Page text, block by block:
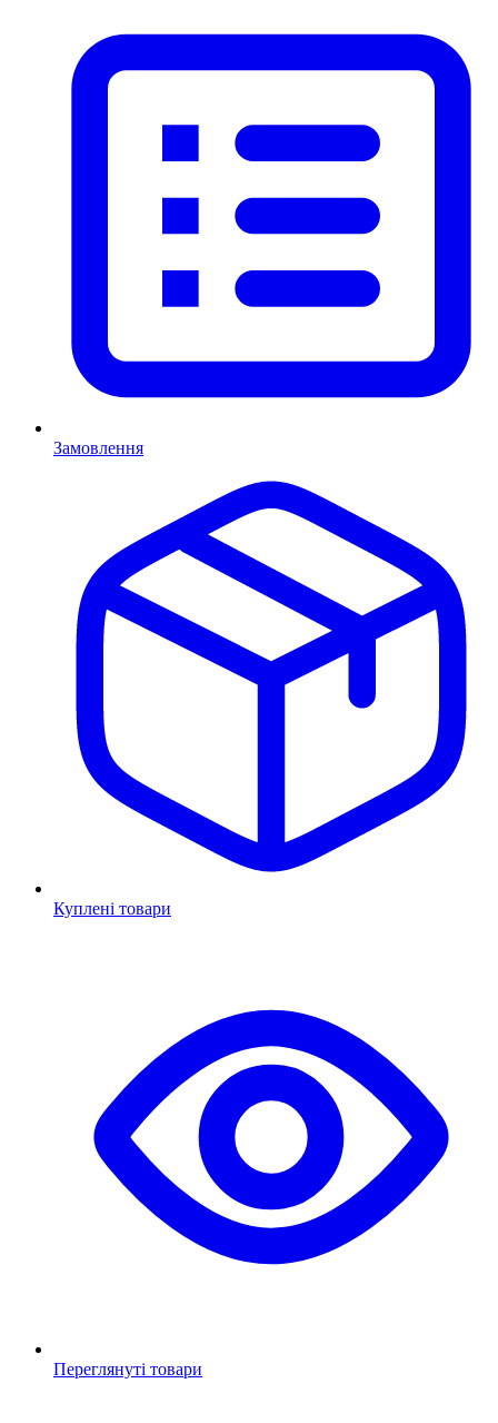
Замовлення
Куплені товари
Переглянуті товари